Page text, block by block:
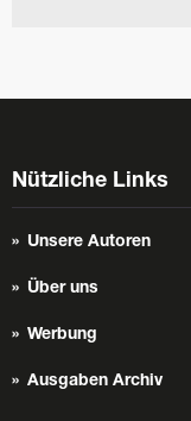
Nützliche Links
Unsere Autoren
Über uns
Werbung
Ausgaben Archiv